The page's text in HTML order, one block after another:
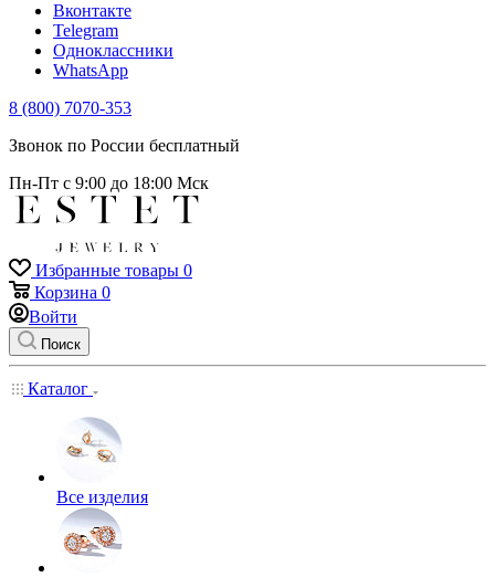
Вконтакте
Telegram
Одноклассники
WhatsApp
8 (800) 7070-353
Звонок по России бесплатный
Пн-Пт с 9:00 до 18:00 Мск
Избранные товары 0
Корзина 0
Войти
Поиск
Каталог
Все изделия